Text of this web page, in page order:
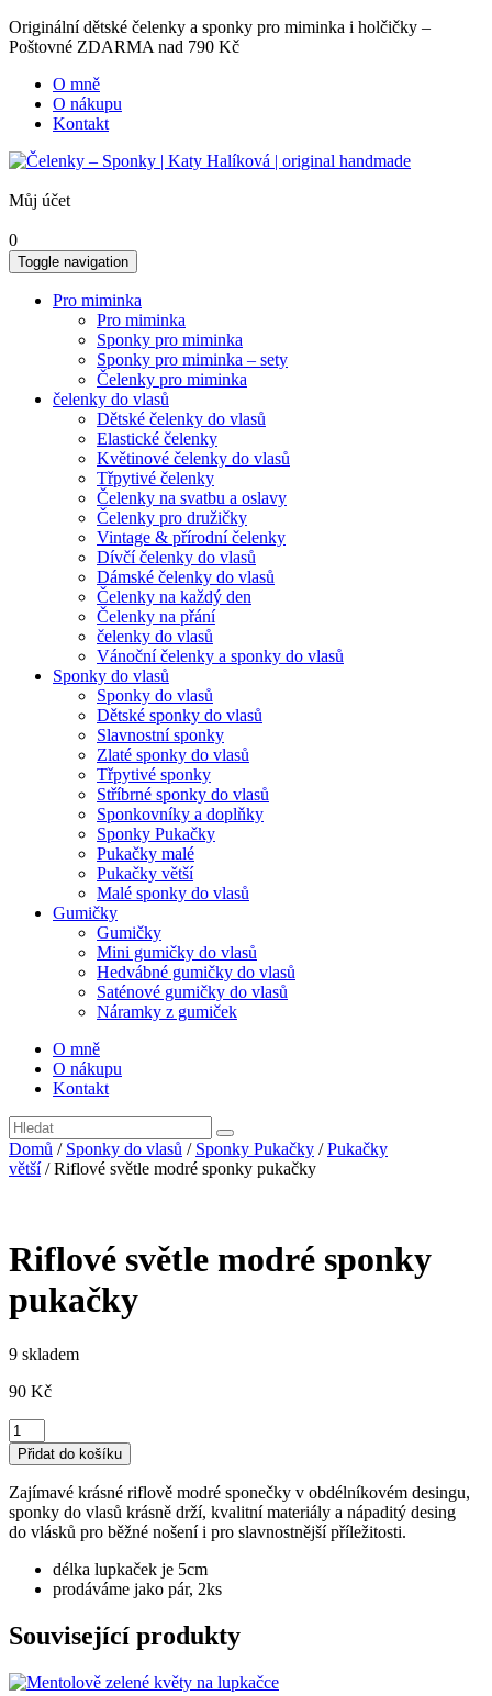
Originální dětské čelenky a sponky pro miminka i holčičky –
Poštovné ZDARMA nad 790 Kč
O mně
O nákupu
Kontakt
Můj účet
0
Toggle navigation
Pro miminka
Pro miminka
Sponky pro miminka
Sponky pro miminka – sety
Čelenky pro miminka
čelenky do vlasů
Dětské čelenky do vlasů
Elastické čelenky
Květinové čelenky do vlasů
Třpytivé čelenky
Čelenky na svatbu a oslavy
Čelenky pro družičky
Vintage & přírodní čelenky
Dívčí čelenky do vlasů
Dámské čelenky do vlasů
Čelenky na každý den
Čelenky na přání
čelenky do vlasů
Vánoční čelenky a sponky do vlasů
Sponky do vlasů
Sponky do vlasů
Dětské sponky do vlasů
Slavnostní sponky
Zlaté sponky do vlasů
Třpytivé sponky
Stříbrné sponky do vlasů
Sponkovníky a doplňky
Sponky Pukačky
Pukačky malé
Pukačky větší
Malé sponky do vlasů
Gumičky
Gumičky
Mini gumičky do vlasů
Hedvábné gumičky do vlasů
Saténové gumičky do vlasů
Náramky z gumiček
O mně
O nákupu
Kontakt
Domů / Sponky do vlasů / Sponky Pukačky /Pukačky
větší/ Riflové světle modré sponky pukačky
Riflové světle modré sponky
pukačky
9 skladem
90 Kč
Riflové
světle
modré
sponky
pukačky
množství
Přidat do košíku
Zajímavé krásné riflově modré sponečky v obdélníkovém desingu,
sponky do vlasů krásně drží, kvalitní materiály a nápaditý desing
do vlásků pro běžné nošení i pro slavnostnější příležitosti.
délka lupkaček je 5cm
prodáváme jako pár, 2ks
Související produkty